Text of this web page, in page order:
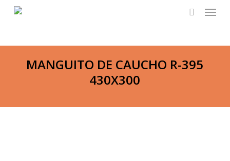
content
Menu
MANGUITO DE CAUCHO R-395
430X300